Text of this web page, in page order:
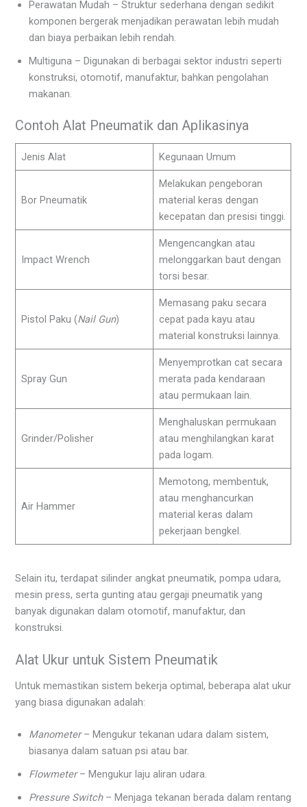
Perawatan Mudah – Struktur sederhana dengan sedikit
komponen bergerak menjadikan perawatan lebih mudah
dan biaya perbaikan lebih rendah.
Multiguna – Digunakan di berbagai sektor industri seperti
konstruksi, otomotif, manufaktur, bahkan pengolahan
makanan.
Contoh Alat Pneumatik dan Aplikasinya
Jenis Alat Kegunaan Umum
Bor Pneumatik
Melakukan pengeboran
material keras dengan
kecepatan dan presisi tinggi.
Impact Wrench
Mengencangkan atau
melonggarkan baut dengan
torsi besar.
Pistol Paku (Nail Gun)
Memasang paku secara
cepat pada kayu atau
material konstruksi lainnya.
Spray Gun
Menyemprotkan cat secara
merata pada kendaraan
atau permukaan lain.
Grinder/Polisher
Menghaluskan permukaan
atau menghilangkan karat
pada logam.
Air Hammer
Memotong, membentuk,
atau menghancurkan
material keras dalam
pekerjaan bengkel.
Selain itu, terdapat silinder angkat pneumatik, pompa udara,
mesin press, serta gunting atau gergaji pneumatik yang
banyak digunakan dalam otomotif, manufaktur, dan
konstruksi.
Alat Ukur untuk Sistem Pneumatik
Untuk memastikan sistem bekerja optimal, beberapa alat ukur
yang biasa digunakan adalah:
Manometer– Mengukur tekanan udara dalam sistem,
biasanya dalam satuan psi atau bar.
Flowmeter– Mengukur laju aliran udara.
Pressure Switch– Menjaga tekanan berada dalam rentang